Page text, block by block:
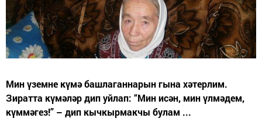
Мин үземне күмә башлаганнарын гына хәтерлим.
Зиратта күмәләр дип уйлап: “Мин исән, мин үлмәдем,
күммәгез!” – дип кычкырмакчы булам ...